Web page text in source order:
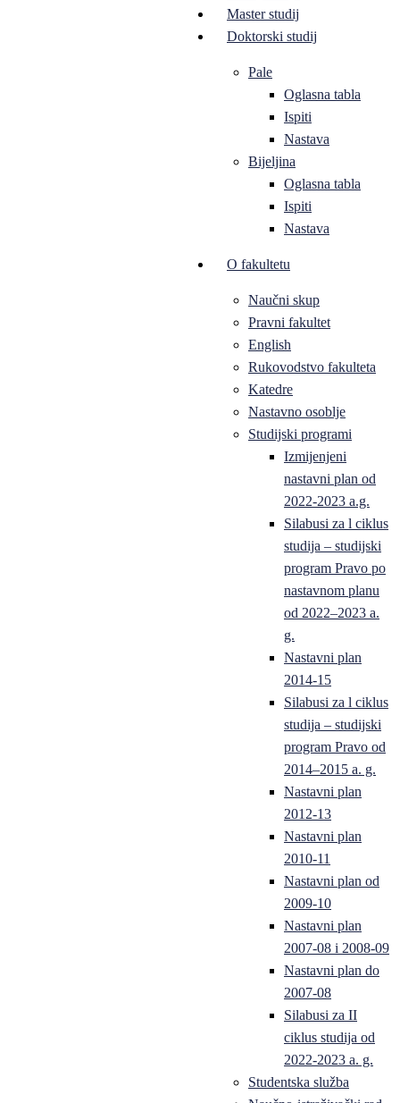
Master studij
Doktorski studij
Pale
Oglasna tabla
Ispiti
Nastava
Bijeljina
Oglasna tabla
Ispiti
Nastava
O fakultetu
Naučni skup
Pravni fakultet
English
Rukovodstvo fakulteta
Katedre
Nastavno osoblje
Studijski programi
Izmijenjeni
nastavni plan od
2022-2023 a.g.
Silabusi za l ciklus
studija – studijski
program Pravo po
nastavnom planu
od 2022–2023 a.
g.
Nastavni plan
2014-15
Silabusi za l ciklus
studija – studijski
program Pravo od
2014–2015 a. g.
Nastavni plan
2012-13
Nastavni plan
2010-11
Nastavni plan od
2009-10
Nastavni plan
2007-08 i 2008-09
Nastavni plan do
2007-08
Silabusi za II
ciklus studija od
2022-2023 a. g.
Studentska služba